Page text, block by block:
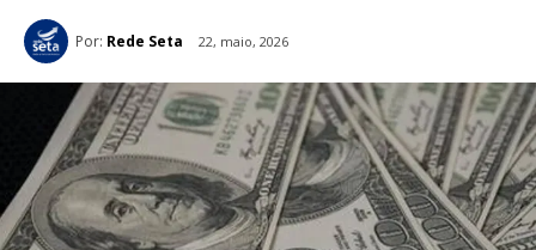
Por: Rede Seta 22, maio, 2026